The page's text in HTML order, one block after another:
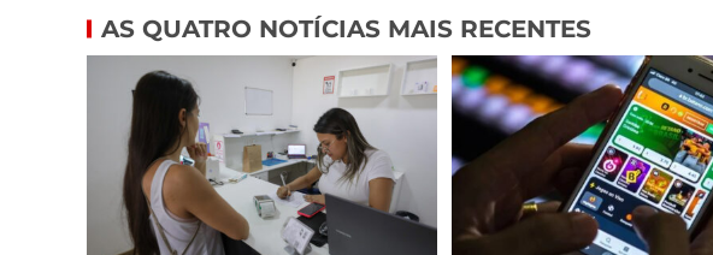
AS QUATRO NOTÍCIAS MAIS RECENTES